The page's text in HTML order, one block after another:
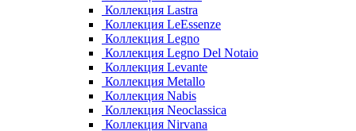
Коллекция Lastra
Коллекция LeEssenze
Коллекция Legno
Коллекция Legno Del Notaio
Коллекция Levante
Коллекция Metallo
Коллекция Nabis
Коллекция Neoclassica
Коллекция Nirvana